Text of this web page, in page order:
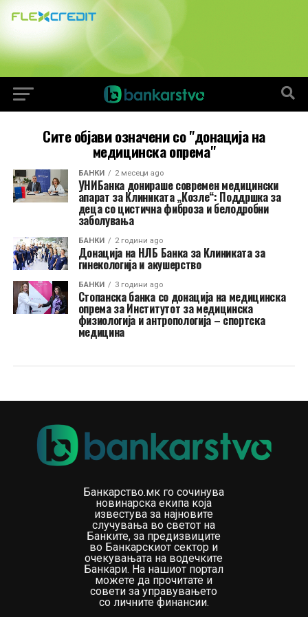
Сите објави означени со "донација на
медицинска опрема"
БАНКИ 2 месеци ago
УНИБанка донираше современ медицински
апарат за Клиниката „Козле“: Поддршка за
деца со цистична фиброза и белодробни
заболувања
БАНКИ 2 години ago
Донација на НЛБ Банка за Клиниката за
гинекологија и акушерство
БАНКИ 3 години ago
Стопанска банка со донација на медицинска
опрема за Институтот за медицинска
физиологија и антропологија – спортска
медицина
Банкарство.мк го сочинува
новинарска екипа која
известува за најновите
случувања во светот на
Банките, за предизвиците
во Банкарскиот сектор и
очекувањата на водечките
Банкари. На нашиот портал
можете да прочитате и
совети за управувањето
со личните финансии.